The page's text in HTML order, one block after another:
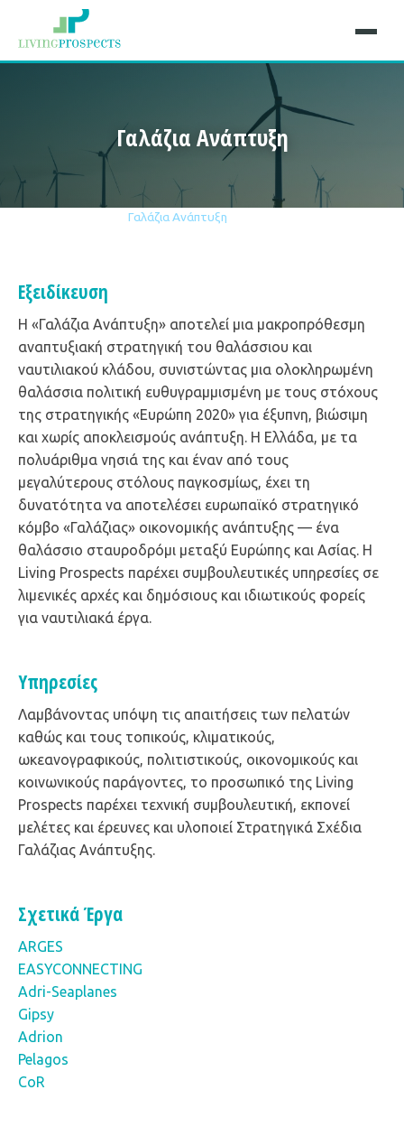
Γαλάζια Ανάπτυξη
Γαλάζια Ανάπτυξη
Εξειδίκευση
Η «Γαλάζια Ανάπτυξη» αποτελεί μια μακροπρόθεσμη
αναπτυξιακή στρατηγική του θαλάσσιου και
ναυτιλιακού κλάδου, συνιστώντας μια ολοκληρωμένη
θαλάσσια πολιτική ευθυγραμμισμένη με τους στόχους
της στρατηγικής «Ευρώπη 2020» για έξυπνη, βιώσιμη
και χωρίς αποκλεισμούς ανάπτυξη. Η Ελλάδα, με τα
πολυάριθμα νησιά της και έναν από τους
μεγαλύτερους στόλους παγκοσμίως, έχει τη
δυνατότητα να αποτελέσει ευρωπαϊκό στρατηγικό
κόμβο «Γαλάζιας» οικονομικής ανάπτυξης — ένα
θαλάσσιο σταυροδρόμι μεταξύ Ευρώπης και Ασίας. Η
Living Prospects παρέχει συμβουλευτικές υπηρεσίες σε
λιμενικές αρχές και δημόσιους και ιδιωτικούς φορείς
για ναυτιλιακά έργα.
Υπηρεσίες
Λαμβάνοντας υπόψη τις απαιτήσεις των πελατών
καθώς και τους τοπικούς, κλιματικούς,
ωκεανογραφικούς, πολιτιστικούς, οικονομικούς και
κοινωνικούς παράγοντες, το προσωπικό της Living
Prospects παρέχει τεχνική συμβουλευτική, εκπονεί
μελέτες και έρευνες και υλοποιεί Στρατηγικά Σχέδια
Γαλάζιας Ανάπτυξης.
Σχετικά Έργα
ARGES
EASYCONNECTING
Adri-Seaplanes
Gipsy
Adrion
Pelagos
CoR